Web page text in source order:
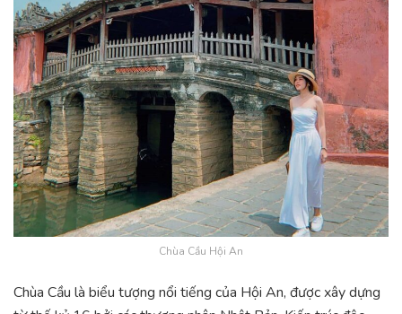
Chùa Cầu Hội An
Chùa Cầu là biểu tượng nổi tiếng của Hội An, được xây dựng